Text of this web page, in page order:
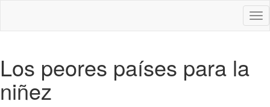
Los peores países para la
niñez